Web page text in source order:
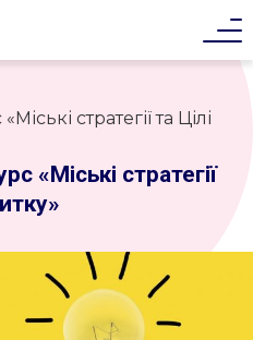
стратегії та Цілі
«Міські стратегії